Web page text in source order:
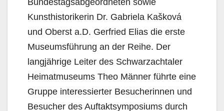
Bundestagsabgeordneten sowie
Kunsthistorikerin Dr. Gabriela Kašková
und Oberst a.D. Gerfried Elias die erste
Museumsführung an der Reihe. Der
langjährige Leiter des Schwarzachtaler
Heimatmuseums Theo Männer führte eine
Gruppe interessierter Besucherinnen und
Besucher des Auftaktsymposiums durch